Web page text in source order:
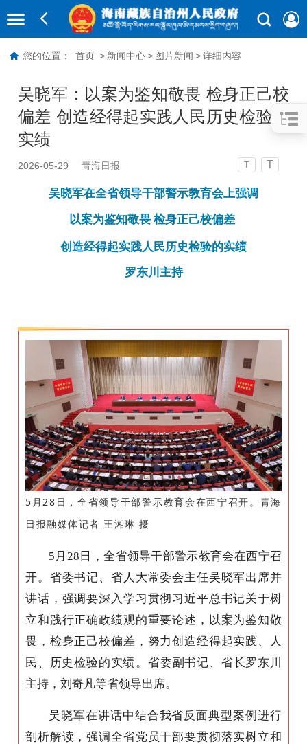
您的位置： 首页 > 新闻中心 > 图片新闻 > 详细内容
吴晓军：以案为鉴知敬畏 检身正己校
偏差 创造经得起实践人民历史检验的
实绩
2026-05-29 青海日报 T T
吴晓军在全省领导干部警示教育会上强调
以案为鉴知敬畏 检身正己校偏差
创造经得起实践人民历史检验的实绩
罗东川主持
5月28日，全省领导干部警示教育会在西宁召开。青海
日报融媒体记者 王湘琳 摄
5月28日，全省领导干部警示教育会在西宁召
开。省委书记、省人大常委会主任吴晓军出席并
讲话，强调要深入学习贯彻习近平总书记关于树
立和践行正确政绩观的重要论述，以案为鉴知敬
畏，检身正己校偏差，努力创造经得起实践、人
民、历史检验的实绩‌。省委副书记、省长罗东川
主持，刘奇凡等省领导出席。
吴晓军在讲话中结合我省反面典型案例进行
剖析解读，强调全省党员干部要贯彻落实树立和